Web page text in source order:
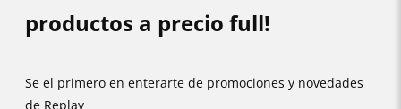
productos a precio full!
Se el primero en enterarte de promociones y novedades
de Replay